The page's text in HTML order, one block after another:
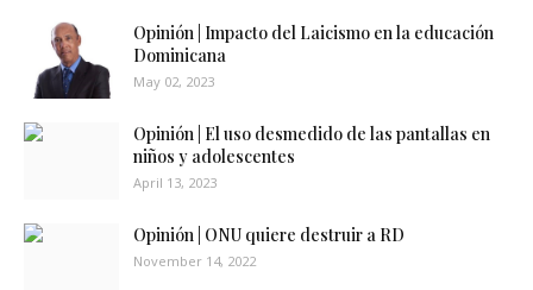
Opinión | Impacto del Laicismo en la educación
Dominicana
May 02, 2023
Opinión | El uso desmedido de las pantallas en
niños y adolescentes
April 13, 2023
Opinión | ONU quiere destruir a RD
November 14, 2022